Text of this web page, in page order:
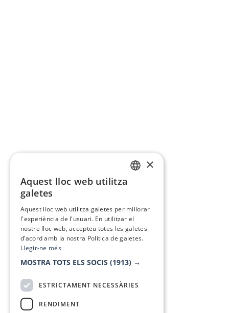
×
Aquest lloc web utilitza
galetes
Aquest lloc web utilitza galetes per millorar
l'experiència de l'usuari. En utilitzar el
nostre lloc web, accepteu totes les galetes
d’acord amb la nostra Política de galetes.
Llegir-ne més
MOSTRA TOTS ELS SOCIS (1913) →
ESTRICTAMENT NECESSÀRIES
RENDIMENT